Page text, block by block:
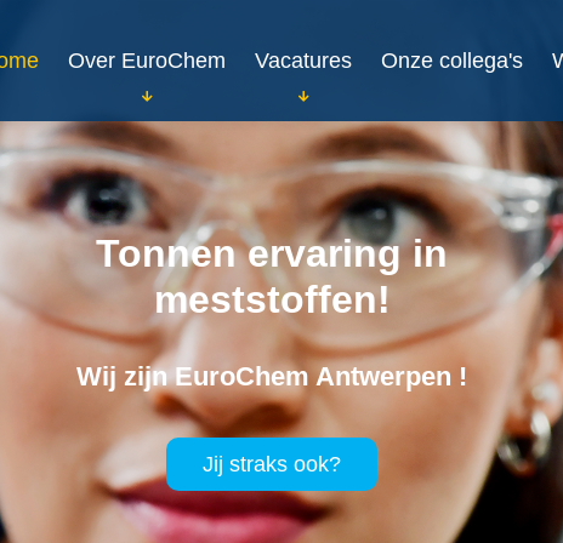
Over EuroChem Vacatures Onze collega's
Tonnen ervaring in
meststoffen!
Wij zijn EuroChem Antwerpen !
Jij straks ook?